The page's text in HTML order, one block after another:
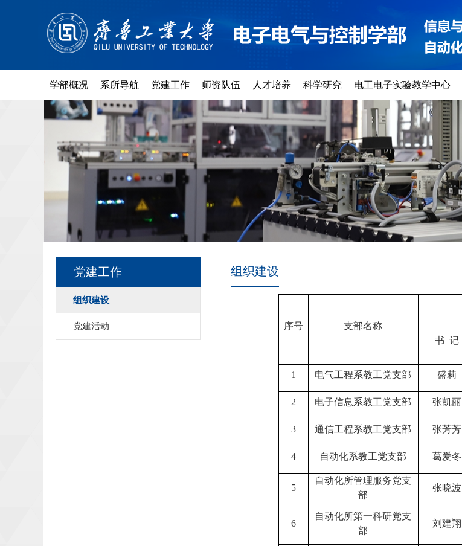
学部概况 系所导航 党建工作 师资队伍 人才培养 科学研究 电工电子实验教学中心
党建工作
组织建设
党建活动
组织建设
序号 支部名称
书 记
1 电气工程系教工党支部 盛莉
2 电子信息系教工党支部 张凯丽
3 通信工程系教工党支部 张芳芳
4 自动化系教工党支部 葛爱冬
5
自动化所管理服务党支
部
张晓波
6
自动化所第一科研党支
部
刘建翔